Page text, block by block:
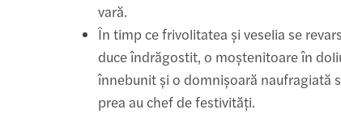
vară.
În timp ce frivolitatea și veselia se
duce îndrăgostit, o moștenitoare în
înnebunit și o domnișoară naufragiată
prea au chef de festivități.